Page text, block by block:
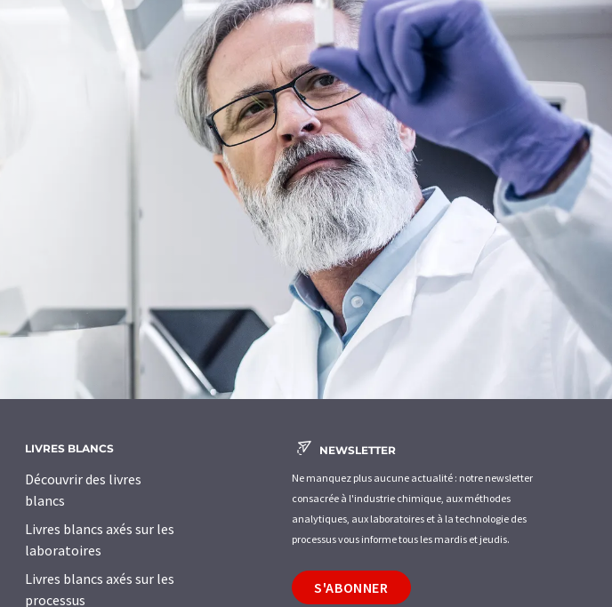
LIVRES BLANCS
Découvrir des livres
blancs
Livres blancs axés sur les
laboratoires
Livres blancs axés sur les
processus
NEWSLETTER
Ne manquez plus aucune actualité : notre newsletter
consacrée à l'industrie chimique, aux méthodes
analytiques, aux laboratoires et à la technologie des
processus vous informe tous les mardis et jeudis.
S'ABONNER